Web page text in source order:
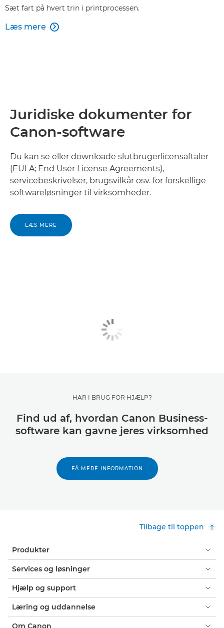
Sæt fart på hvert trin i printprocessen.
Læs mere 
Juridiske dokumenter for
Canon-software
Du kan se eller downloade slutbrugerlicensaftaler
(EULA; End User License Agreements),
servicebeskrivelser, brugsvilkår osv. for forskellige
softwareløsninger til virksomheder.
LÆS MERE
HAR I BRUG FOR HJÆLP?
Find ud af, hvordan Canon Business-
software kan gavne jeres virksomhed
FÅ MERE INFORMATION
Tilbage til toppen
Produkter
Services og løsninger
Hjælp og support
Læring og uddannelse
Om Canon